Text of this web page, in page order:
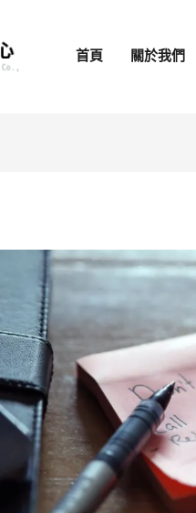
首頁 關於我們